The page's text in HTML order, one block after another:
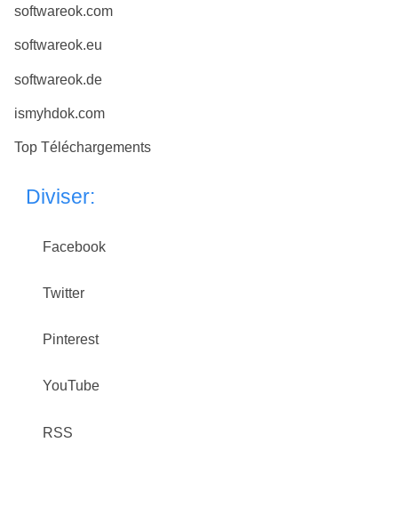
softwareok.com
softwareok.eu
softwareok.de
ismyhdok.com
Top Téléchargements
Diviser:
Facebook
Twitter
Pinterest
YouTube
RSS